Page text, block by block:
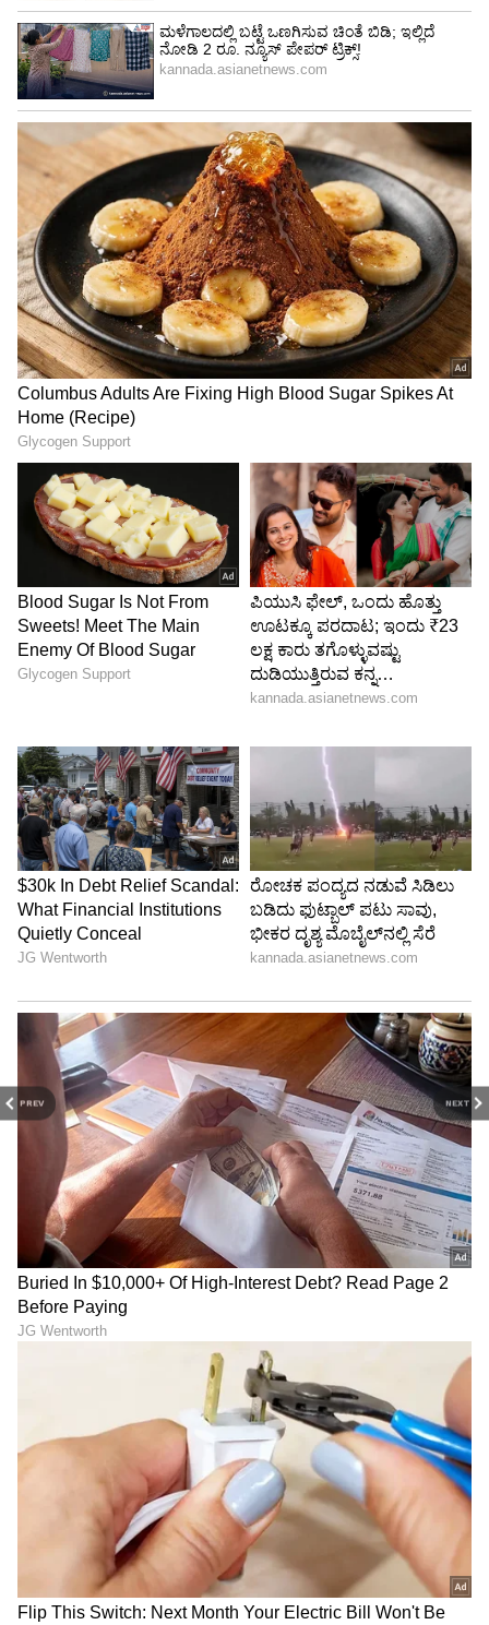
PREV NEXT
2005ರ ಏಪ್ರಿಲ್‌ನಲ್ಲಿ ಚಾರ್ಲ್ಸ್‌, ಕ್ಯಾಮಿಲಾ ಪಾರ್ಕರ್‌ನ
ವಿವಾಹವಾಗಿದ್ದರು. ರಾಣಿ ಆಳ್ವಿಕೆಯ 70ನೇ ವರ್ಷದ ವೇಳೆ,
ಹಾಗೇನಾದರೂ ಚಾರ್ಲ್ಸ್‌ ಬ್ರಿಟನ್‌ನ ಮುಂದಿನ ರಾಜನಾದಲ್ಲಿ,
ಕ್ಯಾಮಿಲ್ಲಾ ಬ್ರಿಟನ್‌ನ ಮುಂದಿನ ರಾಣಿ ಆಗುತ್ತಾಳೆ ಎಂದು
ಸ್ವತಃ ಎಲಿಜಬೆತ್‌ ಘೋಷಿಸಿದ್ದರು. ಇದರೊಂದಿಗೆ
ಕ್ಯಾಮಿಲ್ಲಾರನ್ನು ರಾಜಮನೆತನಕ್ಕೆ ಅವರು ಸೇರಿಸಿಕೊಂಡಿದ್ದರು.
ರಾಜಮನೆತನ ಬಿಟ್ಟ ಡಯಾನಾಳ 2ನೇ ಮಗ:ಡಯಾನಾ
ಅವರ ಕಿರಿಯ ಮಗ ಪ್ರಿನ್ಸ್ ಹ್ಯಾರಿ ಮತ್ತು ಪತ್ನಿ ಮಗನ್ 9
ಜನವರಿ 2020 ರಂದು ರಾಜಮನೆತನದಿಂದ ಬೇರ್ಪಟ್ಟರು.
ಅವರು ಬ್ರಿಟನ್‌ನಿಂದ ಅಮೆರಿಕಕ್ಕೆ ತೆರಳಿದರು. ರಾಜಕುಮಾರ
ಹ್ಯಾರಿ ಮತ್ತು ಮೇಘನ್ ರಾಜಮನೆತನದಿಂದ
ಬೇರ್ಪಟ್ಟಿರುವುದು ತುಂಬಾ ಕಷ್ಟಕರವಾದ ಅನುಭವ ಎಂದು
ಸಂದರ್ಶನವೊಂದರಲ್ಲಿ ಹೇಳಿದ್ದರು. ತಾಯಿ ಪ್ರಿನ್ಸೆಸ್
ಡಯಾನಾಗೆ ಆದಂತೆ ತನಗಾಗಿತ್ತು ಎಂದು ಹ್ಯಾರಿ ಹೇಳಿದ್ದರು.
ಹ್ಯಾರಿ ತನ್ನ ತಾಯಿಯ ಸ್ಥಿತಿ ಎಷ್ಟು ಕೆಟ್ಟದಾಗಿದೆ ಎಂದು
ಊಹಿಸಲು ಸಹ ಸಾಧ್ಯವಿಲ್ಲ ಎಂದು ಈ ವೇಳೆ ಹೇಳಿದ್ದರು.
ಹ್ಯಾರಿಯ ಪತ್ನಿ ಮಗನ್ ಮಾಜಿ ಚಲನಚಿತ್ರ ತಾರೆ ಮತ್ತು
ಬ್ರಿಟಿಷ್‌ ಆಗಿರಲಿಲ್ಲ. ತನ್ನ ಅತ್ತೆಯಂತೆ ಮೇಘನ್‌ ಬದುಕಬೇಕು
ಎಂದು ಆಸೆ ಪಟ್ಟಿದ್ದರು. ಆದರೆ, ಮೇಘನ್‌ ಕೂಡ ಡಯಾನಾಳ
ರೀತಿ ಹೊರಗಿನವರು. ಮೇಘನ್‌ ತನ್ನ ಜೀವನಶೈಲಿಯ
ಕಾರಣಕ್ಕೆ ರಾಜಮನೆತನದ ಕೋಪ ಎದುರಿಸಿದರು. ಹೆಂಡತಿಯ
ಸಲುವಾಗಿ ರಾಜಕುಮಾರ ಹ್ಯಾರಿ ಕೂಡ ಮನೆತನದಿಂದ
Queen Elizabeth II Passes Away: ದೀರ್ಘ
ಅವಧಿಯ ಕಾಲ ಬ್ರಿಟನ್‌ ರಾಣಿಯಾಗಿದ್ದ ಎಲಿಜಬೆತ್ II
ನಿಧನ
ವಿಲಿಯಂ ಪತ್ನಿಯ ಟಾಪ್‌ಲೆಸ್‌ ಫೋಟೋ:2012ರಲ್ಲಿ
ಡಯಾನಾಳ ಹಿರಿಯ ಮಗ ಪ್ರಿನ್ಸ್ ವಿಲಿಯಂನ (Prince
Willia) ಪತ್ನಿ ಕೇಟ್‌ ಮಿಡ್ಲ್‌ಟನ್‌ನ (Kate Middleto)
ಟಾಪ್‌ಲೆಟ್‌ ಫೋಟೋ ಫ್ರೆಂಚ್‌ ಮ್ಯಾಗಝೀನ್‌ನಲ್ಲಿ
ಪ್ರಕಟವಾಗಿತ್ತು. ಇದು ರಾಯಲ್‌ ಫ್ಯಾಮಿಲಿ ಆಕ್ರೋಶಕ್ಕೆ
ಕಾರಣವಾಯಿತು. ಸ್ವತಃ ವಿಲಿಯಂ ಇದಕ್ಕೆ ಆಕ್ರೋಶ
ವ್ಯಕ್ತಪಡಿಸಿದ್ದ. ಮ್ಯಾಗಝೀನ್‌ನ 6 ಮಂದಿ ಸದಸ್ಯರ ವಿರುದ್ಧ
ದೂರು ಕೂಡ ದಾಖಲಾಯಿತು. ಕೇಟ್ ಮಿಡಲ್ಟನ್ ತನ್ನ
ಮೈದುನ ಪ್ರಿನ್ಸ್ ಹ್ಯಾರಿ ಮತ್ತು ಅವರ ಪತ್ನಿ ಮೇಗನ್ ಮರ್ಕೆಲ್
ಅವರೊಂದಿಗೆ ಜಗಳವಾಡಿದ್ದಾರೆ ಎಂದು ಆರೋಪ